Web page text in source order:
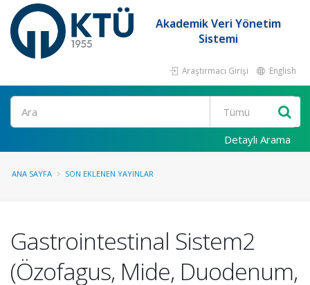
Akademik Veri Yönetim
Sistemi
Araştırmacı Girişi English
Ara
Detaylı Arama
ANA SAYFA SON EKLENEN YAYINLAR
Gastrointestinal Sistem2
(Özofagus, Mide, Duodenum,